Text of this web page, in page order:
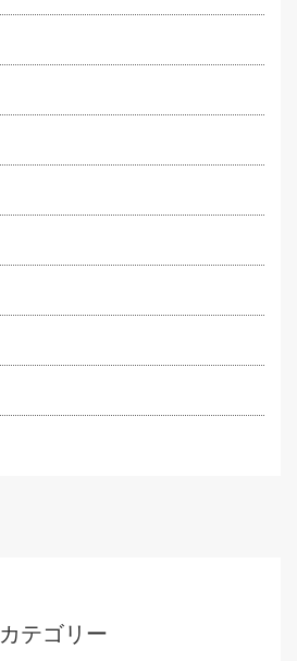
カテゴリー